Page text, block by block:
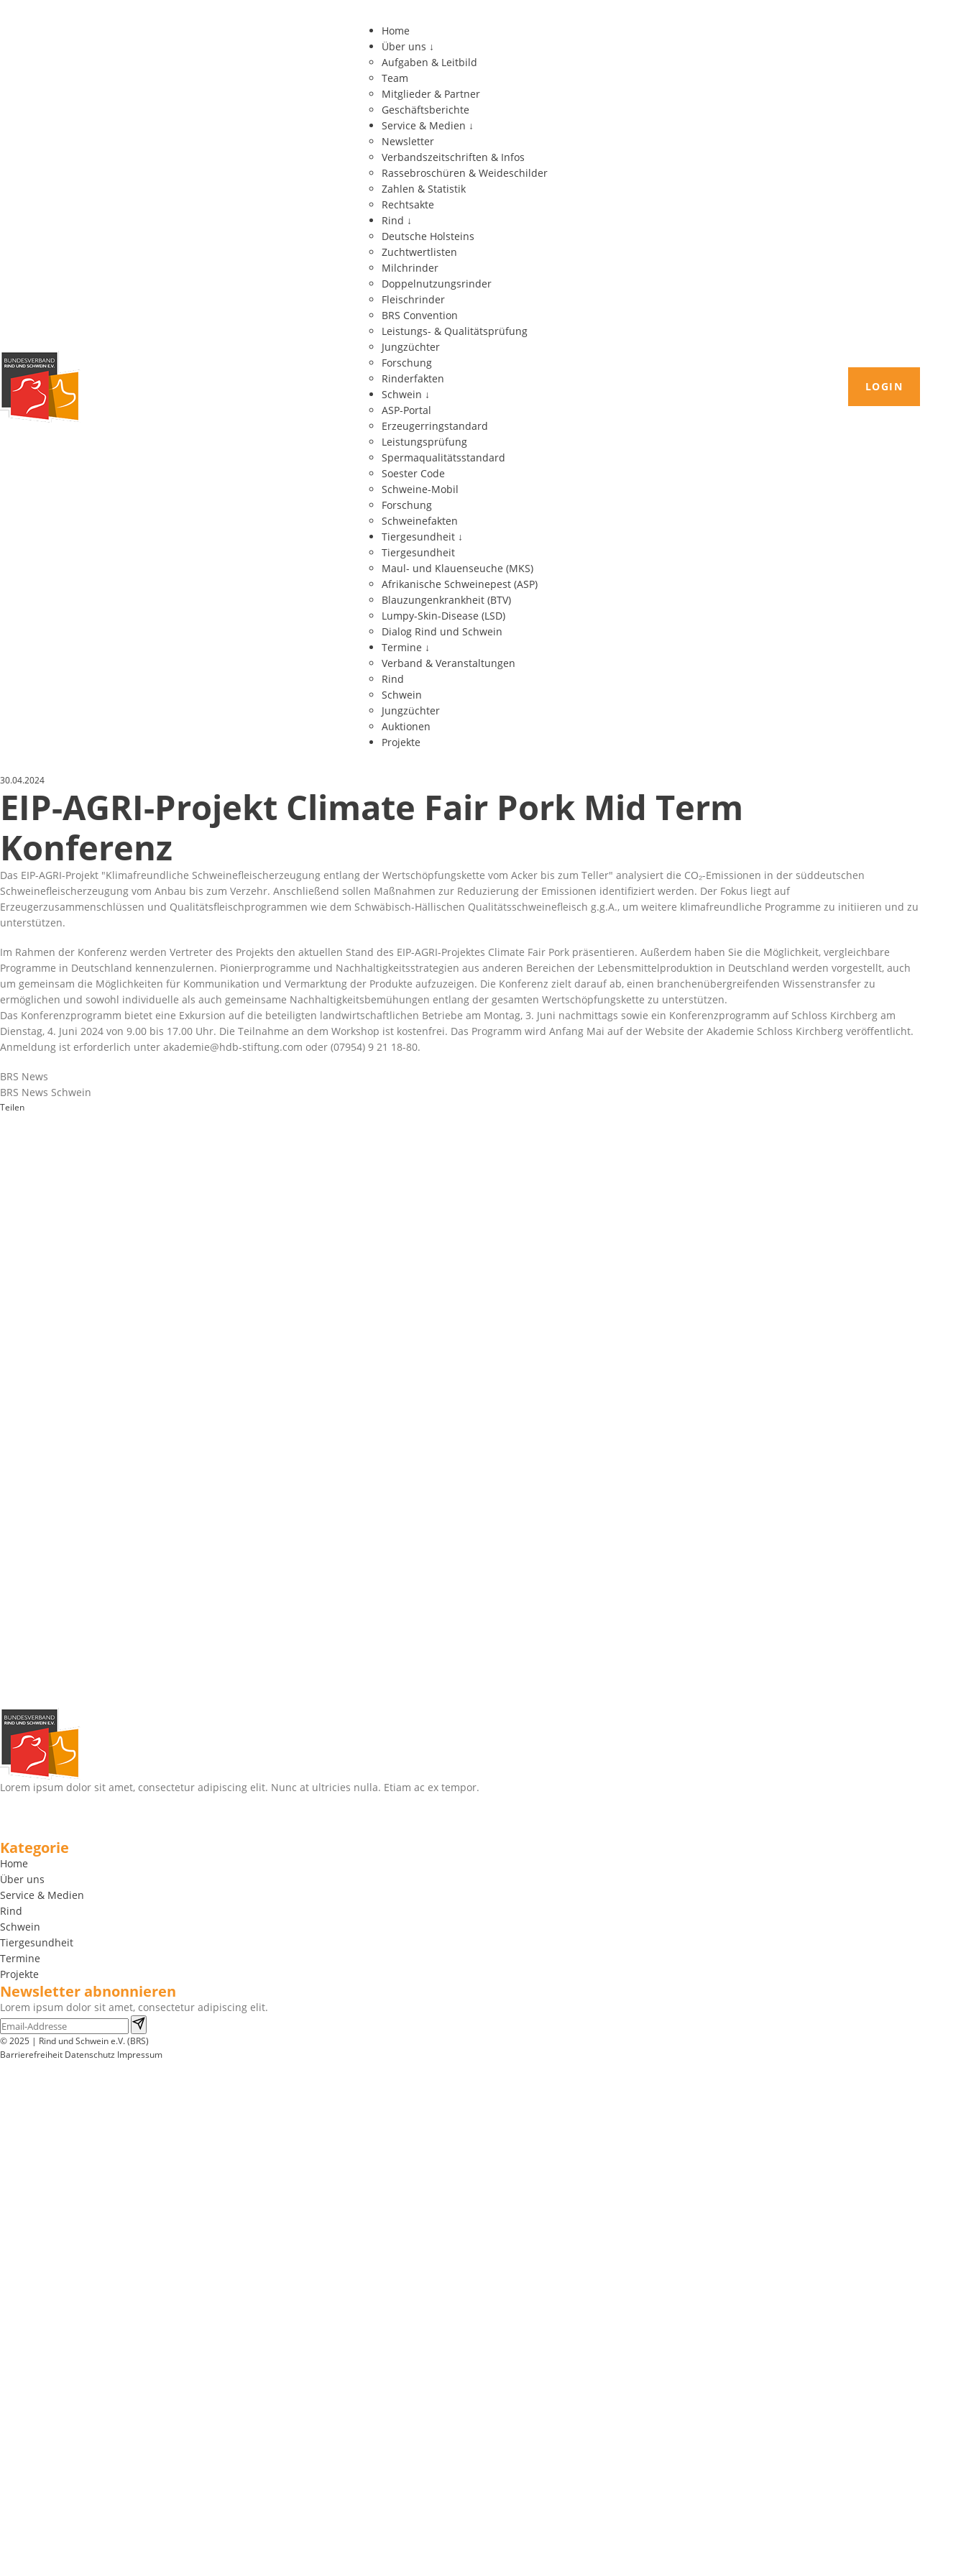
Home
Über uns ↓
Aufgaben & Leitbild
Team
Mitglieder & Partner
Geschäftsberichte
Service & Medien ↓
Newsletter
Verbandszeitschriften & Infos
Rassebroschüren & Weideschilder
Zahlen & Statistik
Rechtsakte
Rind ↓
Deutsche Holsteins
Zuchtwertlisten
Milchrinder
Doppelnutzungsrinder
Fleischrinder
BRS Convention
Leistungs- & Qualitätsprüfung
Jungzüchter
Forschung
Rinderfakten
Schwein ↓
ASP-Portal
Erzeugerringstandard
Leistungsprüfung
Spermaqualitätsstandard
Soester Code
Schweine-Mobil
Forschung
Schweinefakten
Tiergesundheit ↓
Tiergesundheit
Maul- und Klauenseuche (MKS)
Afrikanische Schweinepest (ASP)
Blauzungenkrankheit (BTV)
Lumpy-Skin-Disease (LSD)
Dialog Rind und Schwein
Termine ↓
Verband & Veranstaltungen
Rind
Schwein
Jungzüchter
Auktionen
Projekte
LOGIN
30.04.2024
EIP-AGRI-Projekt Climate Fair Pork Mid Term
Konferenz
Das EIP-AGRI-Projekt Klimafreundliche Schweinefleischerzeugung entlang der Wertschöpfungskette vom Acker bis zum Teller analysiert die CO₂-Emissionen in der süddeutschen
Schweinefleischerzeugung vom Anbau bis zum Verzehr. Anschließend sollen Maßnahmen zur Reduzierung der Emissionen identifiziert werden. Der Fokus liegt auf
Erzeugerzusammenschlüssen und Qualitätsfleischprogrammen wie dem Schwäbisch-Hällischen Qualitätsschweinefleisch g.g.A., um weitere klimafreundliche Programme zu initiieren und zu
unterstützen.
Im Rahmen der Konferenz werden Vertreter des Projekts den aktuellen Stand des EIP-AGRI-Projektes Climate Fair Pork präsentieren. Außerdem haben Sie die Möglichkeit, vergleichbare
Programme in Deutschland kennenzulernen. Pionierprogramme und Nachhaltigkeitsstrategien aus anderen Bereichen der Lebensmittelproduktion in Deutschland werden vorgestellt, auch
um gemeinsam die Möglichkeiten für Kommunikation und Vermarktung der Produkte aufzuzeigen. Die Konferenz zielt darauf ab, einen branchenübergreifenden Wissenstransfer zu
ermöglichen und sowohl individuelle als auch gemeinsame Nachhaltigkeitsbemühungen entlang der gesamten Wertschöpfungskette zu unterstützen.
Das Konferenzprogramm bietet eine Exkursion auf die beteiligten landwirtschaftlichen Betriebe am Montag, 3. Juni nachmittags sowie ein Konferenzprogramm auf Schloss Kirchberg am
Dienstag, 4. Juni 2024 von 9.00 bis 17.00 Uhr. Die Teilnahme an dem Workshop ist kostenfrei. Das Programm wird Anfang Mai auf der Website der Akademie Schloss Kirchberg veröffentlicht.
Anmeldung ist erforderlich unter akademie@hdb-stiftung.com oder (07954) 9 21 18-80.
BRS News
BRS News Schwein
Teilen
Lorem ipsum dolor sit amet, consectetur adipiscing elit. Nunc at ultricies nulla. Etiam ac ex tempor.
Kategorie
Home
Über uns
Service & Medien
Rind
Schwein
Tiergesundheit
Termine
Projekte
Newsletter abnonnieren
Lorem ipsum dolor sit amet, consectetur adipiscing elit.
© 2025 | Rind und Schwein e.V. (BRS)
Barrierefreiheit Datenschutz Impressum